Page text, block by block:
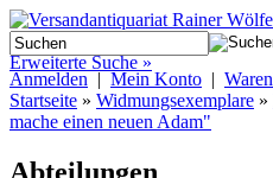
Erweiterte Suche »
Anmelden | Mein Konto |
Startseite » Widmungsexemplare »
mache einen neuen Adam"